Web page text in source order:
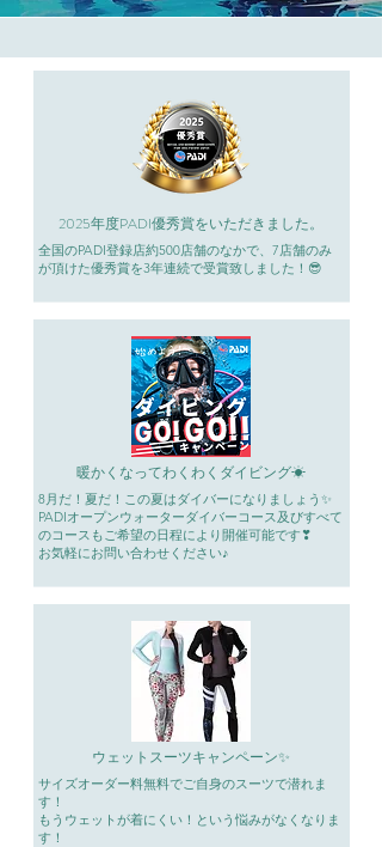
2025年度PADI優秀賞をいただきました。
全国のPADI登録店約500店舗のなかで、 7店舗のみ
が頂けた優秀賞を3年連続で受賞致しました！ 😎
暖かくなってわくわくダイビング☀
8月だ！夏だ！この夏はダイバーになりましょう✨
PADIオープンウォーターダイバーコース及びすべて
のコースもご希望の日程により開催可能です❣
​お気軽にお問い合わせください♪
ウェットスーツキャンペーン✨
サイズオーダー料無料でご自身のスーツで潜れま
す！
もうウェットが着にくい！という悩みがなくなりま
す！